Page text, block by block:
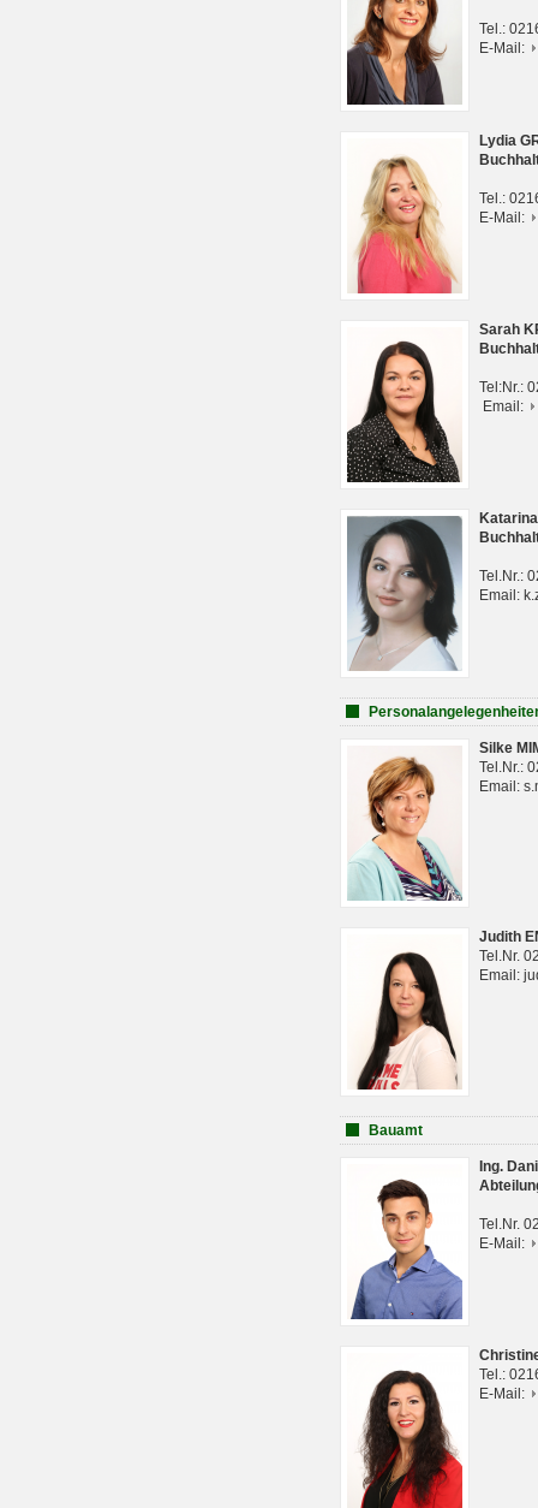
Tel.:
E-Mail:
Lydia
Tel.:
E-Mail:
Sarah
Tel:Nr.:
Email:
Tel.Nr.:
Email:
Silke
Tel.Nr.:
Email:
Judith
Tel.Nr.
Email:
Bauamt
Ing.
Tel.Nr.
E-Mail:
Tel.:
E-Mail: